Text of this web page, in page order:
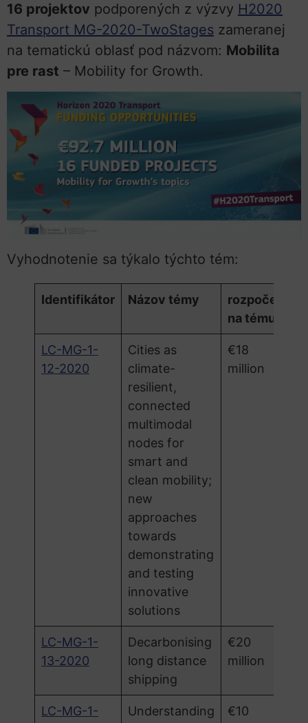
16 projektov podporených z výzvy H2020
Transport MG-2020-TwoStages zameranej
na tematickú oblasť pod názvom: Mobilita
pre rast – Mobility for Growth.
Vyhodnotenie sa týkalo týchto tém:
Identifikátor Názov témy
rozpočet
na tému
LC-MG-1-
12-2020
Cities as
climate-
resilient,
connected
multimodal
nodes for
smart and
clean mobility;
new
approaches
towards
demonstrating
and testing
innovative
solutions
€18
million
LC-MG-1-
13-2020
Decarbonising
long distance
shipping
€20
million
LC-MG-1-
Understanding
€10